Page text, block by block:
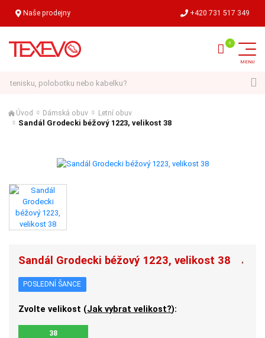
Naše prodejny +420 731 517 349
Úvod Dámská obuv Letní obuv
Sandál Grodecki béžový 1223, velikost 38
Sandál Grodecki béžový 1223, velikost 38
POSLEDNÍ ŠANCE
Zvolte velikost (Jak vybrat velikost?):
38